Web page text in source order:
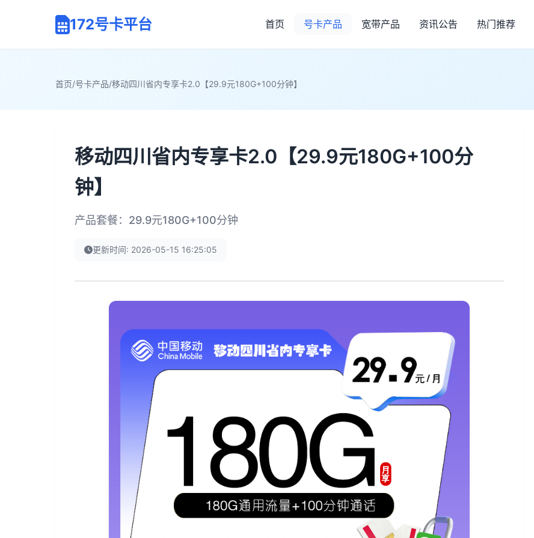
172号卡平台 首页 号卡产品 宽带产品 资讯公告 热门推荐
首页/号卡产品/移动四川省内专享卡2.0【29.9元180G+100分钟】
移动四川省内专享卡2.0【29.9元180G+100分
钟】
产品套餐：29.9元180G+100分钟
更新时间: 2026-05-15 16:25:05